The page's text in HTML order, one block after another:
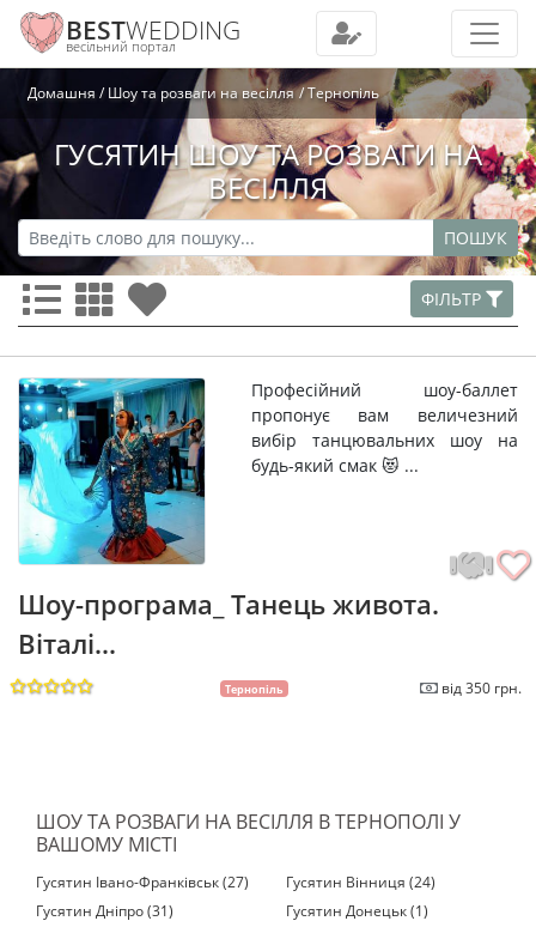
BESTWEDDING
весільний портал
Домашня Шоу та розваги на весілля Тернопіль
ГУСЯТИН ШОУ ТА РОЗВАГИ НА
ВЕСІЛЛЯ
ПОШУК
ФІЛЬТР
Професійний шоу-баллет
пропонує вам величезний
вибір танцювальних шоу на
будь-який смак 😻 ...
Шоу-програма_ Танець живота.
Віталі...
Тернопіль від 350 грн.
ШОУ ТА РОЗВАГИ НА ВЕСІЛЛЯ В ТЕРНОПОЛІ У
ВАШОМУ МІСТІ
Гусятин Івано-Франківськ (27)
Гусятин Вінниця (24)
Гусятин Дніпро (31)
Гусятин Донецьк (1)